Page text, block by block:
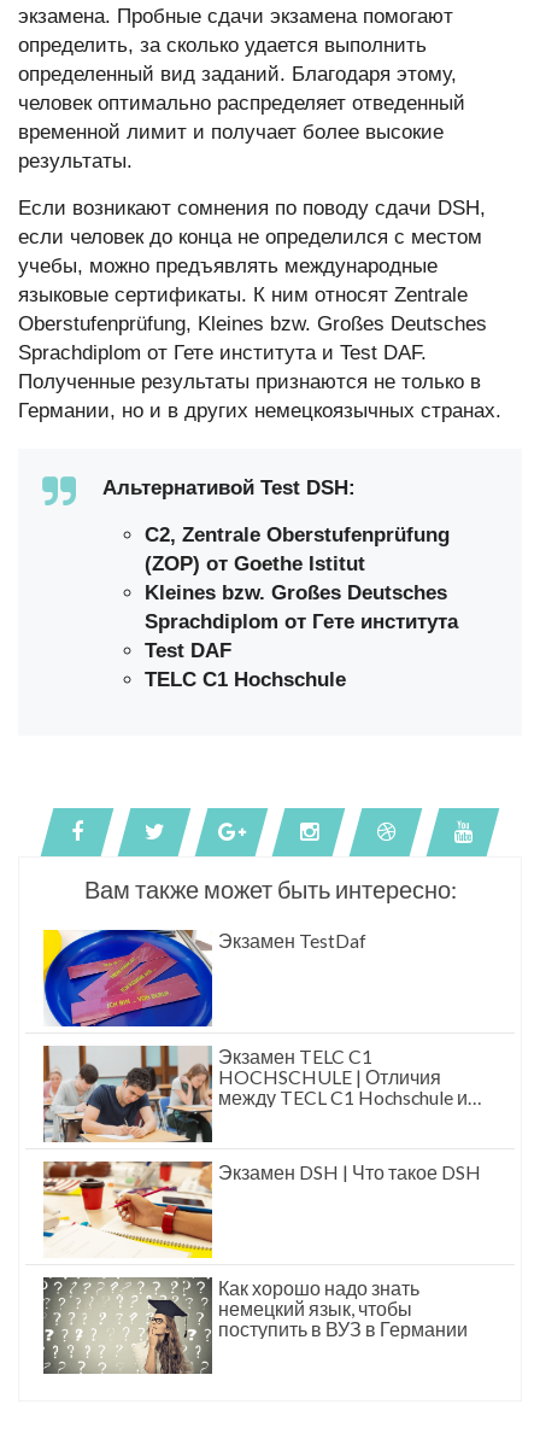
экзамена. Пробные сдачи экзамена помогают
определить, за сколько удается выполнить
определенный вид заданий. Благодаря этому,
человек оптимально распределяет отведенный
временной лимит и получает более высокие
результаты.
Если возникают сомнения по поводу сдачи DSH,
если человек до конца не определился с местом
учебы, можно предъявлять международные
языковые сертификаты. К ним относят Zentrale
Oberstufenprüfung, Kleines bzw. Großes Deutsches
Sprachdiplom от Гете института и Test DAF.
Полученные результаты признаются не только в
Германии, но и в других немецкоязычных странаx.
Альтернативой Test DSH:
С2, Zentrale Oberstufenprüfung
(ZOP) от Goethe Istitut
Kleines bzw. Großes Deutsches
Sprachdiplom от Гете института
Test DAF
TELC C1 Hochschule
Вам также может быть интересно:
Экзамен TestDaf
Экзамен TELC C1
HOCHSCHULE | Отличия
между TECL C1 Hochschule и
Экзамен DSH | Что такое DSH
Как хорошо надо знать
немецкий язык, чтобы
поступить в ВУЗ в Германии